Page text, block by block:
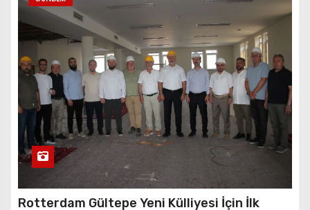
Rotterdam Gültepe Yeni Külliyesi İçin İlk